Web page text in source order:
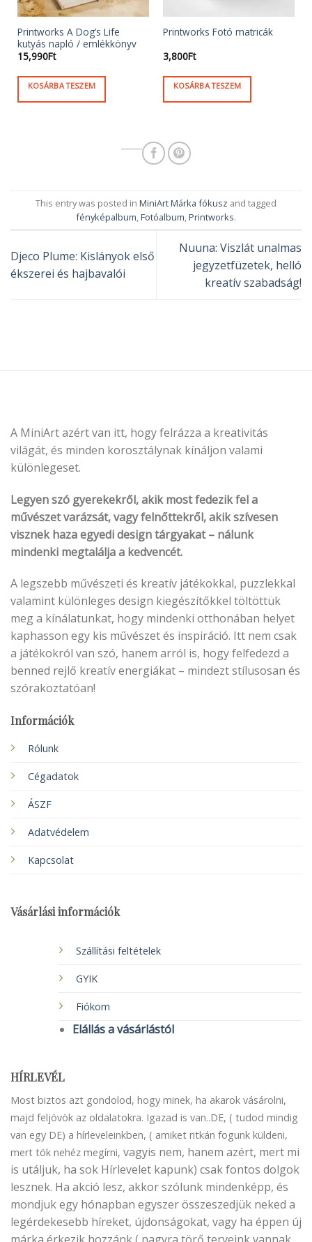
Printworks A Dog’s Life
kutyás napló / emlékkönyv
15,990Ft
KOSÁRBA TESZEM
Printworks Fotó matricák
3,800Ft
KOSÁRBA TESZEM
This entry was posted in MiniArt Márka fókusz and tagged
fényképalbum,Fotóalbum,Printworks.
Djeco Plume: Kislányok első
ékszerei és hajbavalói
Nuuna: Viszlát unalmas
jegyzetfüzetek, helló
kreatív szabadság!
A MiniArt azért van itt, hogy felrázza a kreativitás
világát, és minden korosztálynak kínáljon valami
különlegeset.
Legyen szó gyerekekről, akik most fedezik fel a
művészet varázsát, vagy felnőttekről, akik szívesen
visznek haza egyedi design tárgyakat – nálunk
mindenki megtalálja a kedvencét.
A legszebb művészeti és kreatív játékokkal, puzzlekkal
valamint különleges design kiegészítőkkel töltöttük
meg a kínálatunkat, hogy mindenki otthonában helyet
kaphasson egy kis művészet és inspiráció. Itt nem csak
a játékokról van szó, hanem arról is, hogy felfedezd a
benned rejlő kreatív energiákat – mindezt stílusosan és
szórakoztatóan!
Információk
Rólunk
Cégadatok
ÁSZF
Adatvédelem
Kapcsolat
Vásárlási információk
Szállítási feltételek
GYIK
Fiókom
Elállás a vásárlástól
HÍRLEVÉL
Most biztos azt gondolod, hogy minek, ha akarok vásárolni,
majd feljövök az oldalatokra. Igazad is van..DE, ( tudod mindig
van egy DE) a hírleveleinkben, ( amiket ritkán fogunk küldeni,
mert tök nehéz megírni, vagyis nem, hanem azért, mert mi
is utáljuk, ha sok Hírlevelet kapunk) csak fontos dolgok
lesznek. Ha akció lesz, akkor szólunk mindenképp, és
mondjuk egy hónapban egyszer összeszedjük neked a
legérdekesebb híreket, újdonságokat, vagy ha éppen új